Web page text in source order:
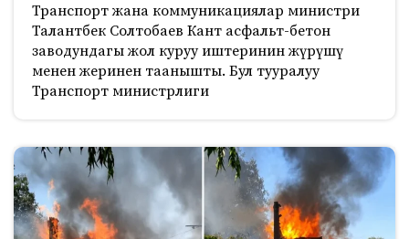
Транспорт жана коммуникациялар министри
Талантбек Солтобаев Кант асфальт-бетон
заводундагы жол куруу иштеринин жүрүшү
менен жеринен таанышты. Бул тууралуу
Транспорт министрлиги